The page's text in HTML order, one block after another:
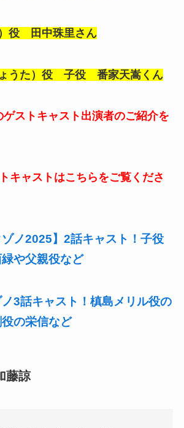
役 田中珠里さん
うた）役 子役 番家天嵩くん
ストキャスト出演者のご紹介を
キャストはこちらをご覧くださ
ゾノ2025】2話キャスト！子役
や父親役など
3話キャスト！槙島メリル役の
の栄信など
藤諒